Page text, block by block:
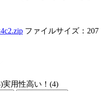
ファイルサイズ：207
実用性高い！(4)